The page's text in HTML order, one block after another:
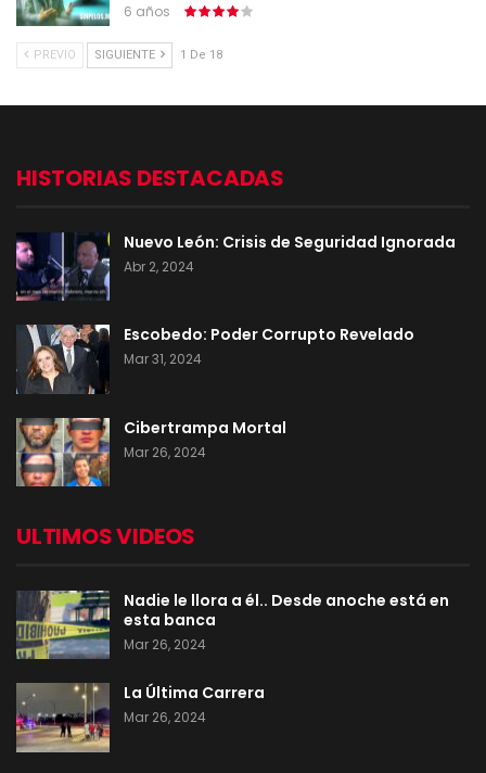
6 años
PREVIO SIGUIENTE 1 De 18
HISTORIAS DESTACADAS
Nuevo León: Crisis de Seguridad Ignorada
Abr 2, 2024
Escobedo: Poder Corrupto Revelado
Mar 31, 2024
Cibertrampa Mortal
Mar 26, 2024
ULTIMOS VIDEOS
Nadie le llora a él.. Desde anoche está en
esta banca
Mar 26, 2024
La Última Carrera
Mar 26, 2024